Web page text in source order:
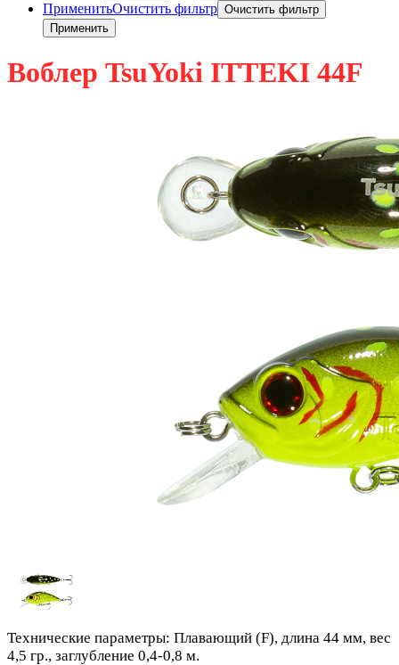
ПрименитьОчистить фильтр
Воблер TsuYoki ITTEKI 44F
Технические параметры: Плавающий (F), длина 44 мм, вес
4,5 гр., заглубление 0,4-0,8 м.